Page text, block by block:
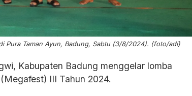
Pura Taman Ayun, Badung, Sabtu (3/8/2024). (foto/adi)
Kabupaten Badung menggelar lomba
III Tahun 2024.